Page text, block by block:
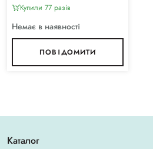
Купили 77 разiв
Немає в наявності
ПОВІДОМИТИ
Каталог